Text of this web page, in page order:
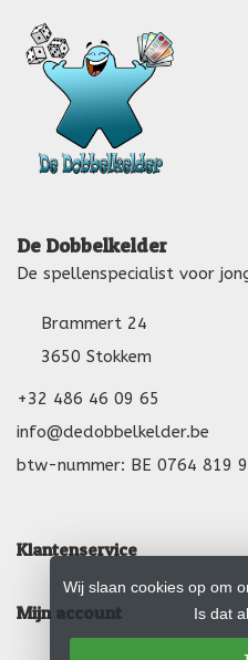
De Dobbelkelder
De spellenspecialist voor
Brammert 24
3650 Stokkem
+32 486 46 09 65
info@dedobbelkelder.be
btw-nummer: BE 0764 819
Klantenservice
Mijn account
Wij slaan cookies op om
Is dat